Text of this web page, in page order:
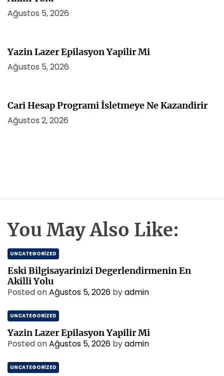
Ağustos 5, 2026
Yazin Lazer Epilasyon Yapilir Mi
Ağustos 5, 2026
Cari Hesap Programi İsletmeye Ne Kazandirir
Ağustos 2, 2026
You May Also Like:
UNCATEGORIZED
Eski Bilgisayarinizi Degerlendirmenin En
Akilli Yolu
Posted onAğustos 5, 2026 byadmin
UNCATEGORIZED
Yazin Lazer Epilasyon Yapilir Mi
Posted onAğustos 5, 2026 byadmin
UNCATEGORIZED